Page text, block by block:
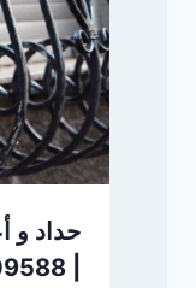
حداد و